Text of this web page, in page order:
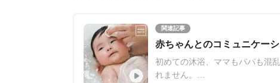
関連記事
赤ちゃんとのコミュニケー
初めての沐浴、ママもパパも混
れません。